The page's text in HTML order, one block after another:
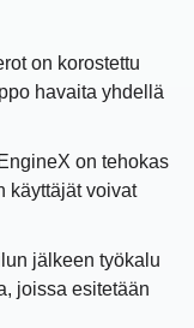
on korostettu
havaita yhdellä
on tehokas
käyttäjät voivat
jälkeen työkalu
joissa esitetään